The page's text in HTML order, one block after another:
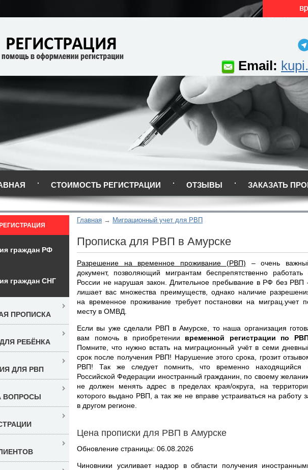
Email:
СТОИМОСТЬ РЕГИСТРАЦИИ ОТЗЫВЫ ЗАКАЗАТЬ
Главная Миграционный учет для РВП
Прописка для РВП в Амурске
Разрешение на временное проживание (РВП) – очень
документ, позволяющий мигрантам беспрепятственно работать
России не нарушая закон. Длительное пребывание в РФ без РВП
лишает вас множества преимуществ, однако наличие
на временное проживание требует постановки на миграц.учет
месту в ОМВД.
Если вы уже сделали РВП в Амурске, то наша организация
вам помочь в приобретении временной регистрации по
Помните, что нужно встать на миграционный учёт в семи
срок после получения РВП! Нарушение этого срока, грозит
РВП! Так же следует помнить, что временно находящийся
Российской Федерации иностранный гражданин, по своему
не должен менять адрес в пределах края/округа, на
которого выдано РВП, а так же не вправе устраиваться на работу
в другом регионе.
Цена прописки для РВП в Амурске
Обновление страницы: 06.08.2026
Чиновники усиливает надзор в области получения
граждан РФ
граждан СНГ
ПРОПИСКА
РЕБЁНКА
ДЛЯ РВП
ВОПРОСЫ